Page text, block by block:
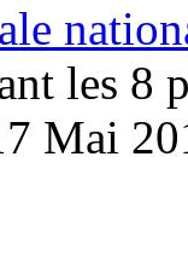
les 8
Mai